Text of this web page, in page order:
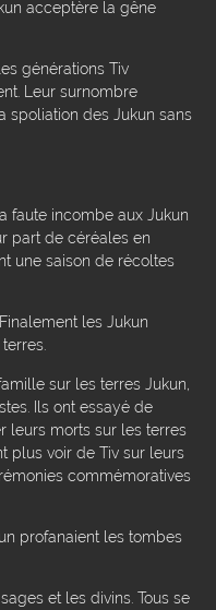
acceptère la gêne
générations Tiv
Leur surnombre
spoliation des Jukun sans
faute incombe aux Jukun
part de céréales en
une saison de récoltes
les Jukun
sur les terres Jukun,
Ils ont essayé de
leurs morts sur les terres
plus voir de Tiv sur leurs
commémoratives
profanaient les tombes
et les divins. Tous se